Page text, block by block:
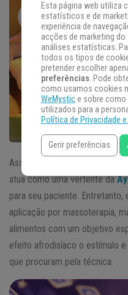
Assim como a Abhyanga e a
atua como uma vertente da
para seu paciente.
aplicação por massoterapia,
alimentos com um objetivo
efeito afrodisíaco o estímulo
que procuram pela técnica.
Esta página web utiliza
estatísticos e de
experiência de
acções de marketing
análises estatísticas.
todos os tipos de
pretender escolher
preferências. Pode
como usamos cookies
WeMystice sobre como
utilizados para a
Política de Privacidade
Gerir preferências